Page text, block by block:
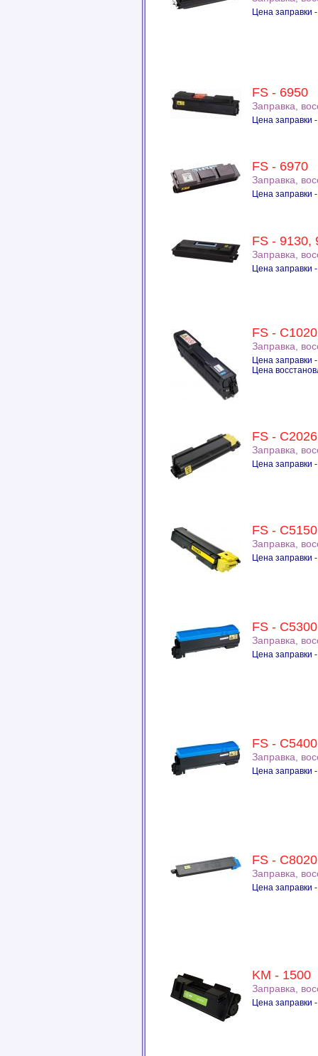
Цена заправки
FS - 6950
Заправка,
Цена заправки
FS - 6970
Заправка,
Цена заправки
FS - 9130,
Заправка,
Цена заправки
FS - C1020
Заправка,
Цена заправки
Цена
FS -
Заправка,
Цена заправки
FS - C5150
Заправка,
Цена заправки
FS -
Заправка,
Цена заправки
FS - C5400
Заправка,
Цена заправки
FS -
Заправка,
Цена заправки
KM - 1500
Заправка,
Цена заправки